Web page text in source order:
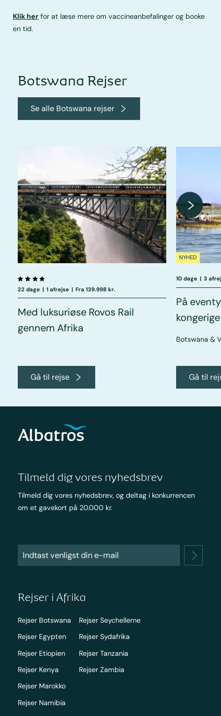
Klik her for at læse mere om vaccineanbefalinger og booke
en tid.
Botswana Rejser
Se alle Botswana rejser
22 dage | 1 afrejse | Fra 139.998 kr.
Med luksuriøse Rovos Rail
gennem Afrika
Gå til rejse
NYHED
10 dage | 3
På
kongerige
Botswana &
Gå til
Tilmeld dig vores nyhedsbrev
Tilmeld dig vores nyhedsbrev, og deltag i konkurrencen
om et gavekort på 20.000 kr.
Rejser i Afrika
Rejser Botswana
Rejser Egypten
Rejser Etiopien
Rejser Kenya
Rejser Marokko
Rejser Namibia
Rejser Seychellerne
Rejser Sydafrika
Rejser Tanzania
Rejser Zambia